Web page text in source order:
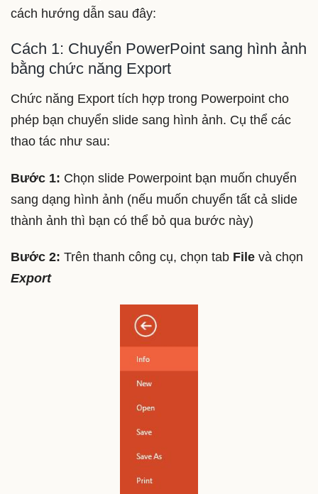
cách hướng dẫn sau đây:
Cách 1: Chuyển PowerPoint sang hình ảnh
bằng chức năng Export
Chức năng Export tích hợp trong Powerpoint cho
phép bạn chuyển slide sang hình ảnh. Cụ thể các
thao tác như sau:
Bước 1: Chọn slide Powerpoint bạn muốn chuyển
sang dạng hình ảnh (nếu muốn chuyển tất cả slide
thành ảnh thì bạn có thể bỏ qua bước này)
Bước 2: Trên thanh công cụ, chọn tab File và chọn
Export